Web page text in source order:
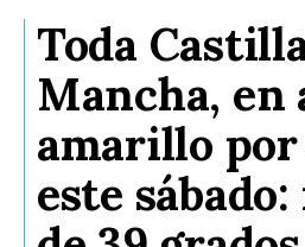
Toda
Mancha, en
amarillo
este